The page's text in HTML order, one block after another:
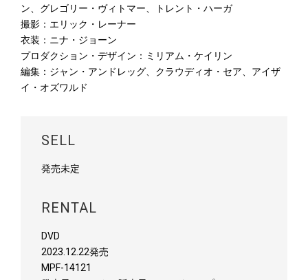
ン、グレゴリー・ヴィトマー、トレント・ハーガ
撮影：エリック・レーナー
衣装：ニナ・ジョーン
プロダクション・デザイン：ミリアム・ケイリン
編集：ジャン・アンドレッグ、クラウディオ・セア、アイザ
イ・オズワルド
SELL
発売未定
RENTAL
DVD
2023.12.22発売
MPF-14121